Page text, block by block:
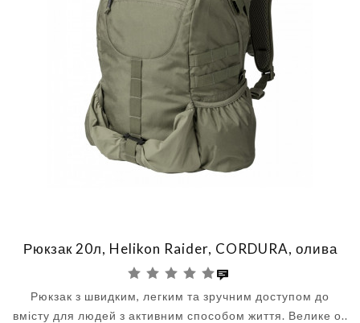
Рюкзак 20л, Helikon Raider, CORDURA, олива
Рюкзак з швидким, легким та зручним доступом до
вмісту для людей з активним способом життя. Велике о..